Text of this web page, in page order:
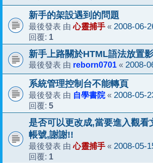
新手的架設遇到的問題
最後發表 由心靈捕手 « 2008-06-
回覆: 1
新手上路關於HTML語法放置
最後發表 由 reborn0701 « 2008-
系統管理控制台不能轉頁
最後發表 由 自學書院« 2008-05-
回覆: 5
是否可以更改成,當要進入觀看
帳號,謝謝!!
最後發表 由心靈捕手 « 2008-05-
回覆: 1